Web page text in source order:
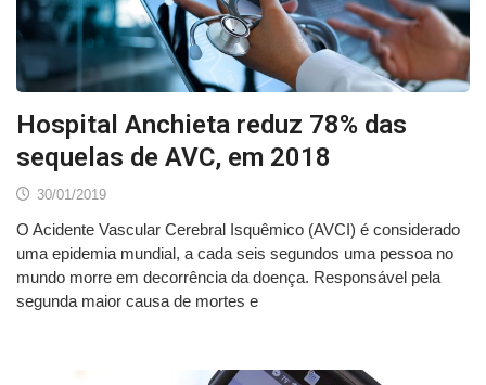
Hospital Anchieta reduz 78% das
sequelas de AVC, em 2018
30/01/2019
O Acidente Vascular Cerebral Isquêmico (AVCI) é considerado
uma epidemia mundial, a cada seis segundos uma pessoa no
mundo morre em decorrência da doença. Responsável pela
segunda maior causa de mortes e